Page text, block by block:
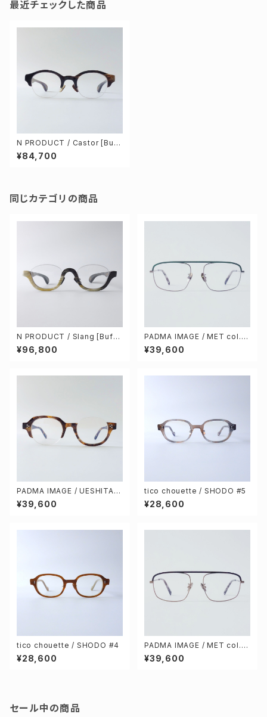
最近チェックした商品
N PRODUCT / Castor [Buff
alo horn]
¥84,700
同じカテゴリの商品
N PRODUCT / Slang [Buffa
lo horn]
¥96,800
PADMA IMAGE / MET col.5
[green / gray]
¥39,600
PADMA IMAGE / UESHITA c
ol.4 [demi stripe]
¥39,600
tico chouette / SHODO #5
¥28,600
tico chouette / SHODO #4
¥28,600
PADMA IMAGE / MET col.3
[black / brown]
¥39,600
セール中の商品